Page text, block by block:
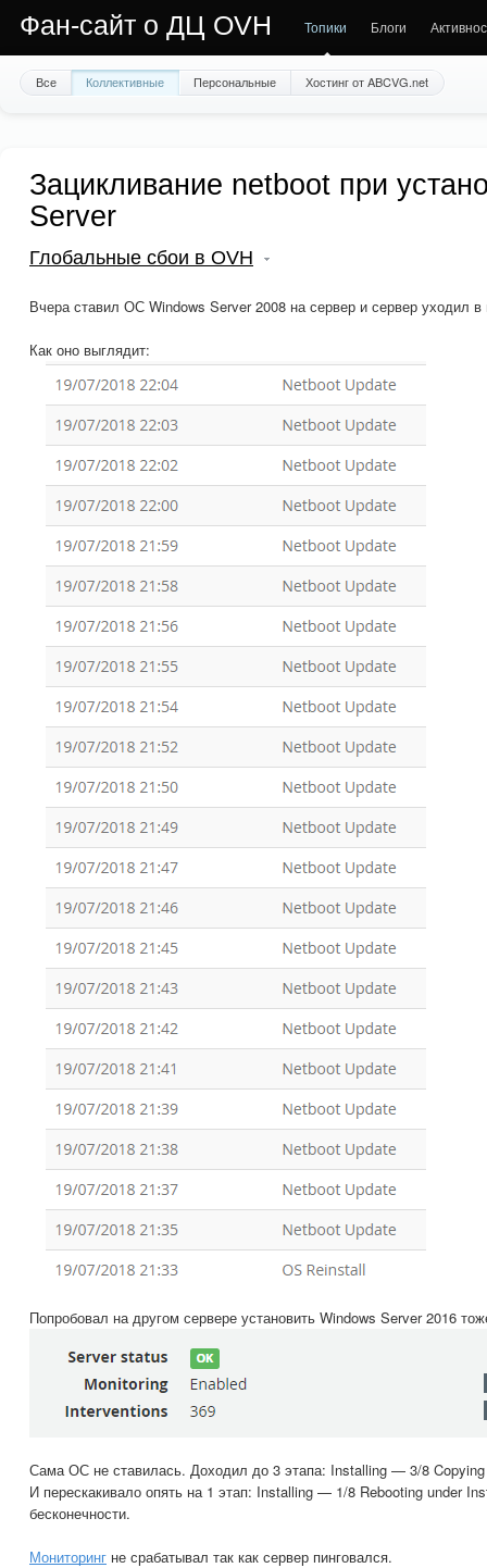
Фан-сайт о ДЦ OVH Топики Блоги
Все Коллективные Персональные Хостинг от ABCVG.net
Зацикливание netboot при
Server
Глобальные сбои в OVH
Вчера ставил ОС Windows Server 2008 на сервер и сервер уходил в
Как оно выглядит:
Попробовал на другом сервере установить Windows Server 2016
Сама ОС не ставилась. Доходил до 3 этапа: Installing — 3/8
И перескакивало опять на 1 этап: Installing — 1/8 Rebooting under
бесконечности.
Мониторинг не срабатывал так как сервер пинговался.